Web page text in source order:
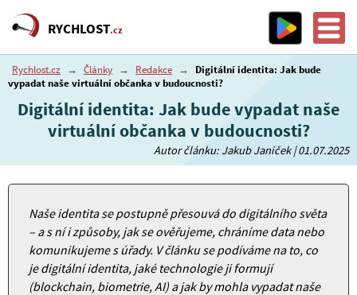
RYCHLOST.cz
Rychlost.cz → Články → Redakce →
Digitální identita: Jak bude
vypadat naše virtuální občanka v budoucnosti?
Digitální identita: Jak bude vypadat naše
virtuální občanka v budoucnosti?
Autor článku: Jakub Janíček | 01.07.2025
Naše identita se postupně přesouvá do digitálního světa
– a s ní i způsoby, jak se ověřujeme, chráníme data nebo
komunikujeme s úřady. V článku se podíváme na to, co
je digitální identita, jaké technologie ji formují
(blockchain, biometrie, AI) a jak by mohla vypadat naše